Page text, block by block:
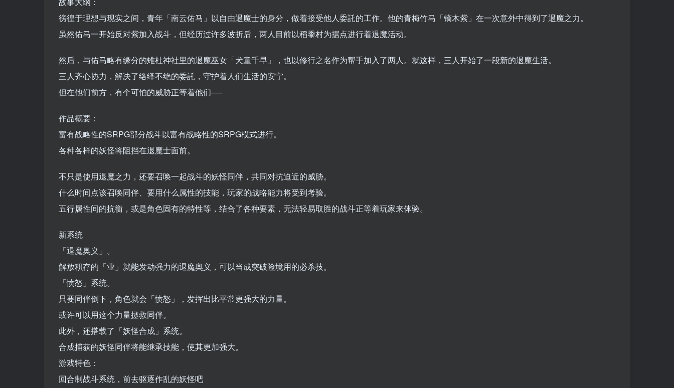
徬徨于理想与现实之间，青年「南云佑马」以自由退魔士的身分，做着接受他人委託的工作。他的青梅竹马「镝木紫」在一次意外中得到了退魔之力。
虽然佑马一开始反对紫加入战斗，但经历过许多波折后，两人目前以稻黍村为据点进行着退魔活动。
然后，与佑马略有缘分的雉杜神社里的退魔巫女「犬童千早」，也以修行之名作为帮手加入了两人。就这样，三人开始了一段新的退魔生活。
三人齐心协力，解决了络绎不绝的委託，守护着人们生活的安宁。
但在他们前方，有个可怕的威胁正等着他们──
作品概要：
富有战略性的SRPG部分战斗以富有战略性的SRPG模式进行。
各种各样的妖怪将阻挡在退魔士面前。
不只是使用退魔之力，还要召唤一起战斗的妖怪同伴，共同对抗迫近的威胁。
什么时间点该召唤同伴、要用什么属性的技能，玩家的战略能力将受到考验。
五行属性间的抗衡，或是角色固有的特性等，结合了各种要素，无法轻易取胜的战斗正等着玩家来体验。
新系统
「退魔奥义」。
解放积存的「业」就能发动强力的退魔奥义，可以当成突破险境用的必杀技。
「愤怒」系统。
只要同伴倒下，角色就会「愤怒」，发挥出比平常更强大的力量。
或许可以用这个力量拯救同伴。
此外，还搭载了「妖怪合成」系统。
合成捕获的妖怪同伴将能继承技能，使其更加强大。
游戏特色：
回合制战斗系统，前去驱逐作乱的妖怪吧